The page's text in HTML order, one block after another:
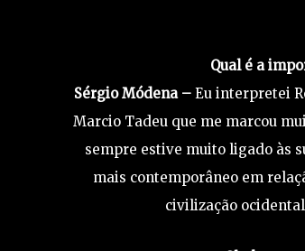
Qual é a
Sérgio Módena –Eu interpretei
Marcio Tadeu que me marcou
sempre estive muito ligado às
mais contemporâneo em
civilização